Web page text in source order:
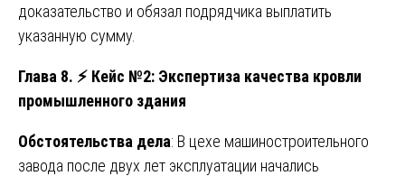
доказательство и обязал подрядчика выплатить
указанную сумму.
Глава 8. ⚡ Кейс №2: Экспертиза качества кровли
промышленного здания
Обстоятельства дела: В цехе машиностроительного
завода после двух лет эксплуатации начались